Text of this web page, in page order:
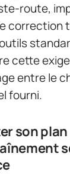
route,
correction
outils
cette
entre le
fourni.
son plan